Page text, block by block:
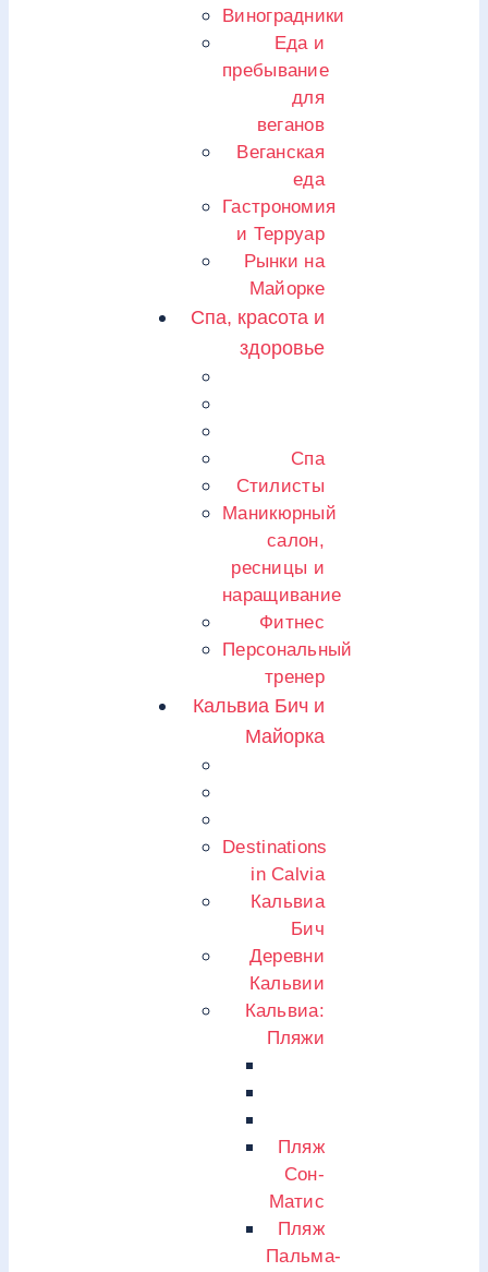
Виноградники
Еда и
пребывание
для
веганов
Веганская
еда
Гастрономия
и Терруар
Рынки на
Майорке
Спа, красота и
здоровье
Спа
Стилисты
Маникюрный
салон,
ресницы и
наращивание
Фитнес
Персональный
тренер
Кальвиа Бич и
Майорка
Destinations
in Calvia
Кальвиа
Бич
Деревни
Кальвии
Кальвиа:
Пляжи
Пляж
Сон-
Матис
Пляж
Пальма-